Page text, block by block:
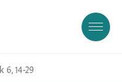
6, 14-29